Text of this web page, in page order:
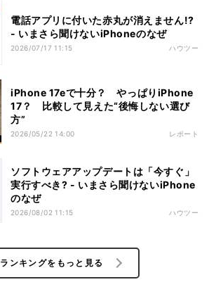
電話アプリに付いた赤丸が消えません!?
- いまさら聞けないiPhoneのなぜ
2026/07/17 11:15 ハウツー
iPhone 17eで十分？ やっぱりiPhone
17？ 比較して見えた“後悔しない選び
方”
2026/05/22 14:00 レポート
ソフトウェアアップデートは「今すぐ」
実行すべき? - いまさら聞けないiPhone
のなぜ
2026/08/02 11:15 ハウツー
ランキングをもっと見る